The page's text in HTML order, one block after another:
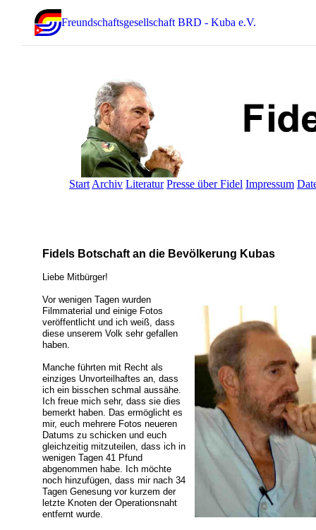
Freundschaftsgesellschaft BRD - Kuba e.V.
Start Archiv Literatur Presse über Fidel Impressum
Fidels Botschaft an die Bevölkerung Kubas
Liebe Mitbürger!
Vor wenigen Tagen wurden
Filmmaterial und einige Fotos
veröffentlicht und ich weiß, dass
diese unserem Volk sehr gefallen
haben.
Manche führten mit Recht als
einziges Unvorteilhaftes an, dass
ich ein bisschen schmal aussähe.
Ich freue mich sehr, dass sie dies
bemerkt haben. Das ermöglicht es
mir, euch mehrere Fotos neueren
Datums zu schicken und euch
gleichzeitig mitzuteilen, dass ich in
wenigen Tagen 41 Pfund
abgenommen habe. Ich möchte
noch hinzufügen, dass mir nach 34
Tagen Genesung vor kurzem der
letzte Knoten der Operationsnaht
entfernt wurde.